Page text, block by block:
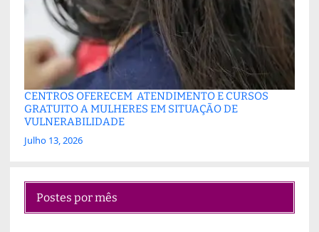
CENTROS OFERECEM ATENDIMENTO E CURSOS
GRATUITO A MULHERES EM SITUAÇÃO DE
VULNERABILIDADE
Julho 13, 2026
Postes por mês